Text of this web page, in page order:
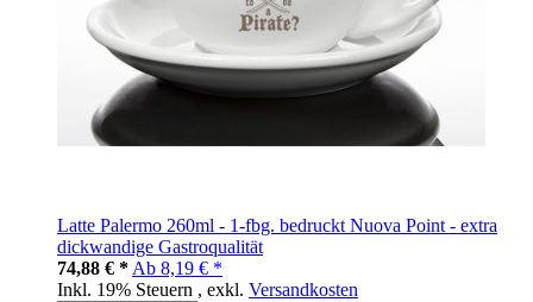
Latte Palermo 260ml - 1-fbg. bedruckt Nuova Point - extra
dickwandige Gastroqualität
74,88 € * Ab 8,19 € *
Inkl. 19% Steuern , exkl. Versandkosten